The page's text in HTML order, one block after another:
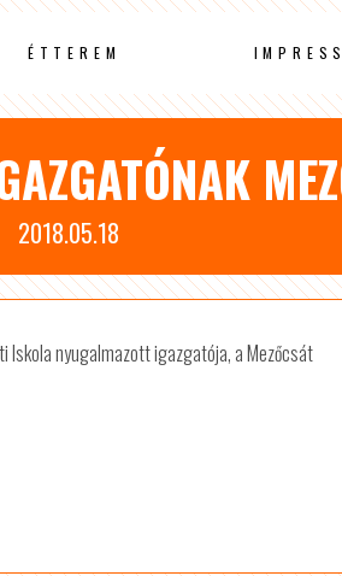
ÉTTEREM
2018.05.18
Iskola nyugalmazott igazgatója, a Mezőcsát